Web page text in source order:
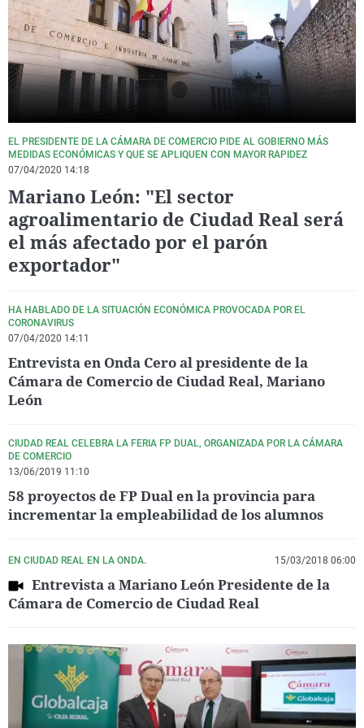
La rosa de los vientos
Gente viajera
Como el perro y el
Retornados
Equipo de
Operación Viuda
Extremadura
Galicia
La Rioja
Navarra
País Vasco
Televisión
Elecciones
EL PRESIDENTE DE LA CÁMARA DE COMERCIO PIDE AL GOBIERNO MÁS
MEDIDAS ECONÓMICAS Y QUE SE APLIQUEN CON MAYOR RAPIDEZ
07/04/2020 14:18
Mariano León: "El sector
agroalimentario de Ciudad Real será
el más afectado por el parón
exportador"
HA HABLADO DE LA SITUACIÓN ECONÓMICA PROVOCADA POR EL
CORONAVIRUS
07/04/2020 14:11
Entrevista en Onda Cero al presidente de la
Cámara de Comercio de Ciudad Real, Mariano
León
CIUDAD REAL CELEBRA LA FERIA FP DUAL, ORGANIZADA POR LA CÁMARA
DE COMERCIO
13/06/2019 11:10
58 proyectos de FP Dual en la provincia para
incrementar la empleabilidad de los alumnos
EN CIUDAD REAL EN LA ONDA. 15/03/2018 06:00
Entrevista a Mariano León Presidente de la
Cámara de Comercio de Ciudad Real